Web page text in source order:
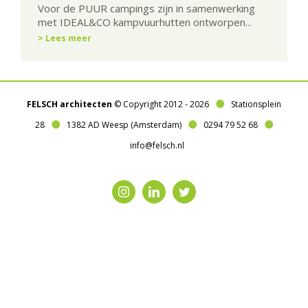
Voor de PUUR campings zijn in samenwerking
met IDEAL&CO kampvuurhutten ontworpen...
> Lees meer
FELSCH architecten © Copyright 2012 -2026
Stationsplein
28
1382 AD Weesp (Amsterdam)
0294 79 52 68
info@felsch.nl
InstagramLinkedInTwitter